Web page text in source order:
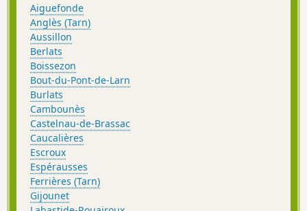
Aiguefonde
Anglès (Tarn)
Aussillon
Berlats
Boissezon
Bout-du-Pont-de-Larn
Burlats
Cambounès
Castelnau-de-Brassac
Caucalières
Escroux
Espérausses
Ferrières (Tarn)
Gijounet